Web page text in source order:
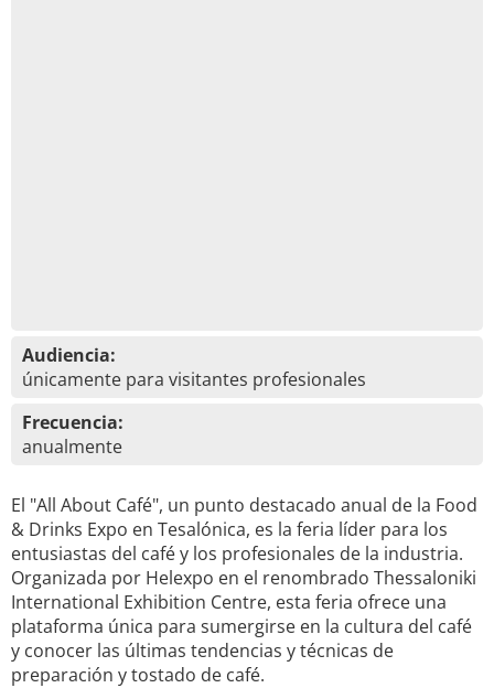
Audiencia:
únicamente para visitantes profesionales
Frecuencia:
anualmente
El "All About Café", un punto destacado anual de la Food
& Drinks Expo en Tesalónica, es la feria líder para los
entusiastas del café y los profesionales de la industria.
Organizada por Helexpo en el renombrado Thessaloniki
International Exhibition Centre, esta feria ofrece una
plataforma única para sumergirse en la cultura del café
y conocer las últimas tendencias y técnicas de
preparación y tostado de café.